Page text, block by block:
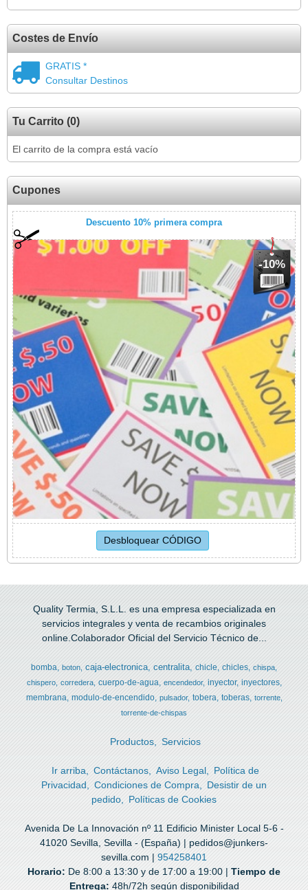
Costes de Envío
GRATIS *
Consultar Destinos
Tu Carrito (0)
El carrito de la compra está vacío
Cupones
Descuento 10% primera compra
-10%
Quality Termia, S.L.L. es una empresa especializada en
servicios integrales y venta de recambios originales
online.Colaborador Oficial del Servicio Técnico de...
bomba boton caja-electronica centralita chicle chicles chispa
chispero
corredera cuerpo-de-agua encendedor inyector inyectores
membrana modulo-de-encendido pulsador tobera toberas
torrente
torrente-de-chispas
Productos Servicios
Ir arriba Contáctanos Aviso Legal
Política de
Privacidad
Condiciones de Compra
Desistir de un
pedido
Políticas de Cookies
Avenida De La Innovación nº 11 Edificio Minister Local 5-6 -
41020 Sevilla, Sevilla - (España) | pedidos@junkers-
sevilla.com | 954258401
Horario: De 8:00 a 13:30 y de 17:00 a 19:00 | Tiempo de
Entrega: 48h/72h según disponibilidad